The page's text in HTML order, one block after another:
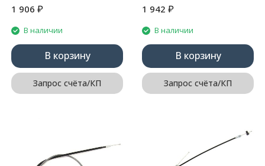
1 906 ₽
В наличии
В корзину
Запрос счёта/КП
1 942 ₽
В наличии
В корзину
Запрос счёта/КП